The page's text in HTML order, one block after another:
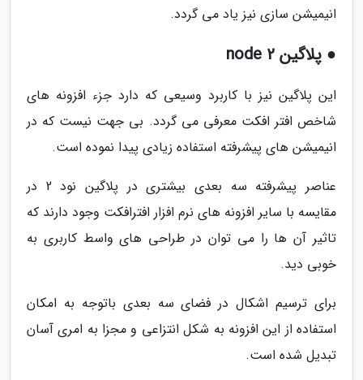
انیمیشن سازی نیز یاد می گردد.
● پلاگین node 2
این پلاگین نیز با کاربرد وسیعی که دارد جزء افزونه های
شاخص افتر افکت معرفی می گردد. بی جهت نیست که در
انیمیشن های پیشرفته استفاده زیادی پیدا نموده است.
عناصر پیشرفته سه بعدی بیشتری در پلاگین نود 2 در
مقایسه با سایر افزونه های نرم افزار افترافکت وجود دارند که
تاثیر آن ها را می توان در طراحی های واسط کاربری به
خوبی دید.
برای ترسیم اشکال در فضای سه بعدی باتوجه به امکان
استفاده از این افزونه به شکل انتزاعی و مجزا به امری آسان
تبدیل شده است.